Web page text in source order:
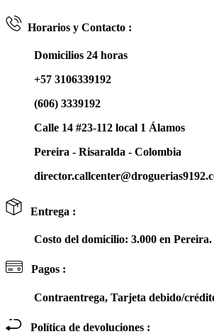
Horarios y Contacto :
Domicilios 24 horas
+57 3106339192
(606) 3339192
Calle 14 #23-112 local 1 Álamos
Pereira - Risaralda - Colombia
Entrega :
Costo del domicilio: 3.000 en Pereira.
Pagos :
Contraentrega, Tarjeta debido/
Política de devoluciones :